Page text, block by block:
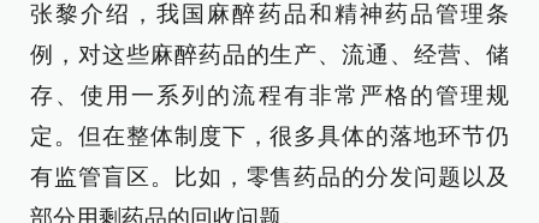
张黎介绍，我国麻醉药品和精神药品管理条
例，对这些麻醉药品的生产、流通、经营、储
存、使用一系列的流程有非常严格的管理规
定。但在整体制度下，很多具体的落地环节仍
有监管盲区。比如，零售药品的分发问题以及
部分用剩药品的回收问题。